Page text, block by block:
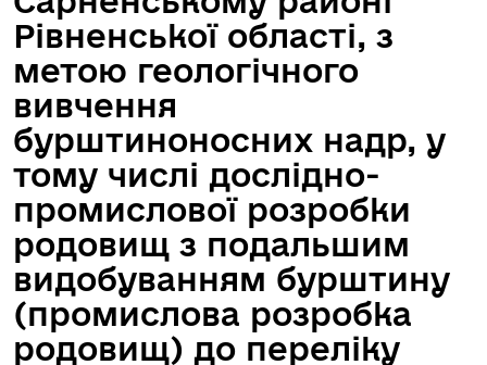
Рівненської області, з
метою геологічного
вивчення
бурштиноносних надр, у
тому числі дослідно-
промислової розробки
родовищ з подальшим
видобуванням бурштину
(промислова розробка
родовищ) до переліку